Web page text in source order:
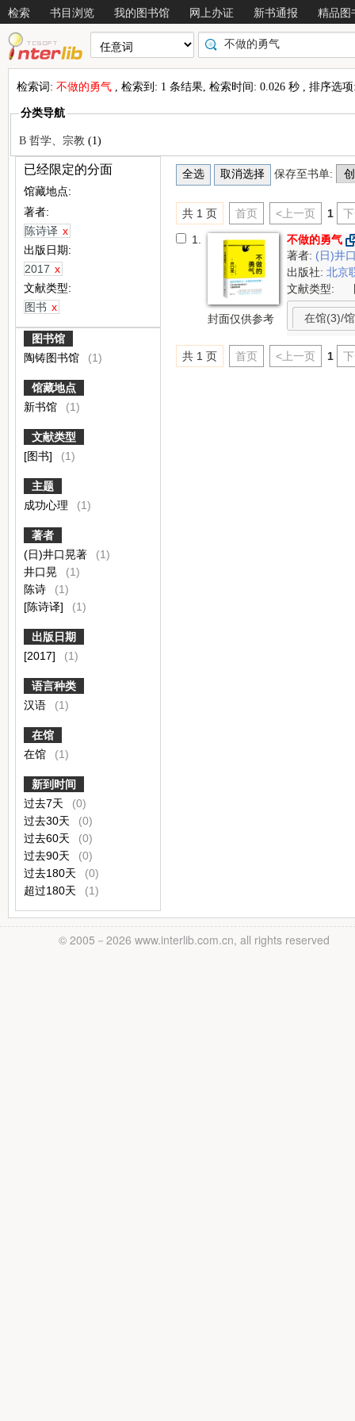
检索 书目浏览 我的图书馆 网上办证 新书通报 精品图
检索词: 不做的勇气 , 检索到: 1 条结果, 检索时间: 0.026 秒 , 排序选
分类导航
B 哲学、宗教(1)
已经限定的分面
馆藏地点:
著者:
陈诗译 x
出版日期:
2017 x
文献类型:
图书 x
图书馆
陶铸图书馆
(1)
馆藏地点
新书馆
(1)
文献类型
[图书]
(1)
主题
成功心理
(1)
著者
(日)井口晃著
(1)
井口晃
(1)
陈诗
(1)
[陈诗译]
(1)
出版日期
[2017]
(1)
语言种类
汉语
(1)
在馆
在馆
(1)
新到时间
过去7天
(0)
过去30天
(0)
过去60天
(0)
过去90天
(0)
过去180天
(0)
超过180天
(1)
保存至书单:
共 1 页 首页 <上一页 1
1.
封面仅供参考
不做的勇气
著者: (日)井
出版社:北京
文献类型:
在馆(3)/
共 1 页 首页 <上一页 1
© 2005－ 2026 www.interlib.com.cn, all rights reserved